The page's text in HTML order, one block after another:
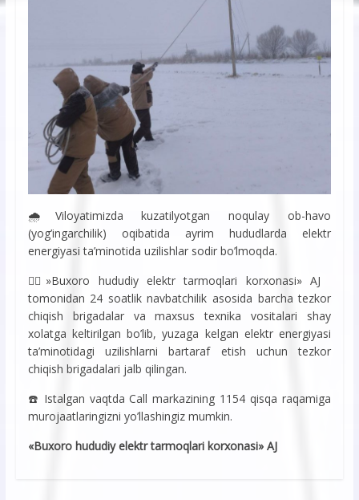
🌧Viloyatimizda kuzatilyotgan noqulay ob-havo
(yog’ingarchilik) oqibatida ayrim hududlarda elektr
energiyasi ta’minotida uzilishlar sodir bo’lmoqda.
👷‍♂»Buxoro hududiy elektr tarmoqlari korxonasi» AJ
tomonidan 24 soatlik navbatchilik asosida barcha tezkor
chiqish brigadalar va maxsus texnika vositalari shay
xolatga keltirilgan bo’lib, yuzaga kelgan elektr energiyasi
ta’minotidagi uzilishlarni bartaraf etish uchun tezkor
chiqish brigadalari jalb qilingan.
☎️ Istalgan vaqtda Call markazining 1154 qisqa raqamiga
murojaatlaringizni yo’llashingiz mumkin.
«Buxoro hududiy elektr tarmoqlari korxonasi» AJ